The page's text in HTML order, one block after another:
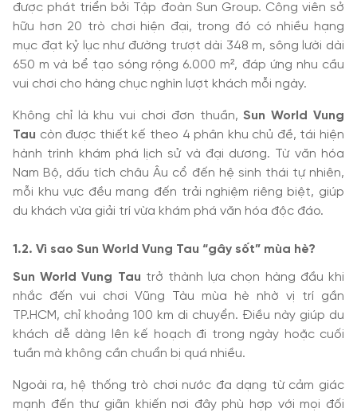
được phát triển bởi Tập đoàn Sun Group. Công viên sở
hữu hơn 20 trò chơi hiện đại, trong đó có nhiều hạng
mục đạt kỷ lục như đường trượt dài 348 m, sông lười dài
650 m và bể tạo sóng rộng 6.000 m², đáp ứng nhu cầu
vui chơi cho hàng chục nghìn lượt khách mỗi ngày.
Không chỉ là khu vui chơi đơn thuần,Sun World Vung
Tau còn được thiết kế theo 4 phân khu chủ đề, tái hiện
hành trình khám phá lịch sử và đại dương. Từ văn hóa
Nam Bộ, dấu tích châu Âu cổ đến hệ sinh thái tự nhiên,
mỗi khu vực đều mang đến trải nghiệm riêng biệt, giúp
du khách vừa giải trí vừa khám phá văn hóa độc đáo.
1.2. Vì sao Sun World Vung Tau “gây sốt” mùa hè?
Sun World Vung Tau trở thành lựa chọn hàng đầu khi
nhắc đến vui chơi Vũng Tàu mùa hè nhờ vị trí gần
TP.HCM, chỉ khoảng 100 km di chuyển. Điều này giúp du
khách dễ dàng lên kế hoạch đi trong ngày hoặc cuối
tuần mà không cần chuẩn bị quá nhiều.
Ngoài ra, hệ thống trò chơi nước đa dạng từ cảm giác
mạnh đến thư giãn khiến nơi đây phù hợp với mọi đối